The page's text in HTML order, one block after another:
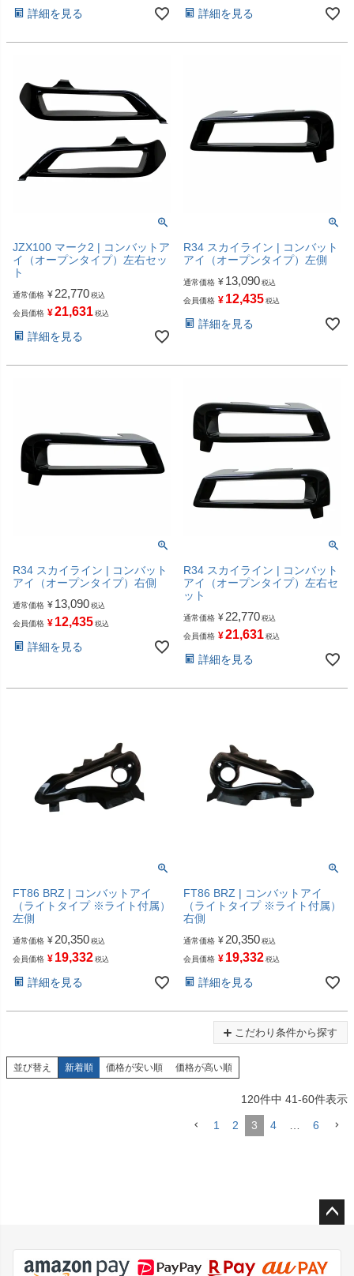
詳細を見る 詳細を見る
JZX100 マーク2 | コンバットア
イ（オープンタイプ）左右セッ
ト
通常価格 ¥ 22,770 税込
会員価格 ¥21,631 税込
詳細を見る
R34 スカイライン | コンバット
アイ（オープンタイプ）左側
通常価格 ¥ 13,090 税込
会員価格 ¥ 12,435 税込
詳細を見る
R34 スカイライン | コンバット
アイ（オープンタイプ）右側
通常価格 ¥ 13,090 税込
会員価格 ¥ 12,435 税込
詳細を見る
R34 スカイライン | コンバット
アイ（オープンタイプ）左右セ
ット
通常価格 ¥ 22,770 税込
会員価格 ¥21,631 税込
詳細を見る
FT86 BRZ | コンバットアイ
（ライトタイプ ※ライト付属）
左側
通常価格 ¥ 20,350 税込
会員価格 ¥ 19,332 税込
詳細を見る
FT86 BRZ | コンバットアイ
（ライトタイプ ※ライト付属）
右側
通常価格 ¥ 20,350 税込
会員価格 ¥ 19,332 税込
詳細を見る
こだわり条件から探す
並び替え 新着順 価格が安い順 価格が高い順
120件中 41-60件表示
1 2 3 4 6
ジト
ップ